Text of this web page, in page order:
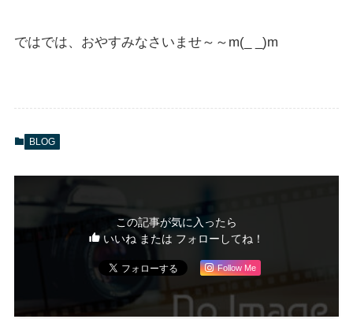
ではでは、おやすみなさいませ～～m(_ _)m
BLOG
この記事が気に入ったら
いいね または フォローしてね！
Follow Me